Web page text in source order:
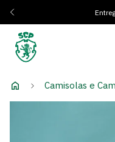
Camisolas e